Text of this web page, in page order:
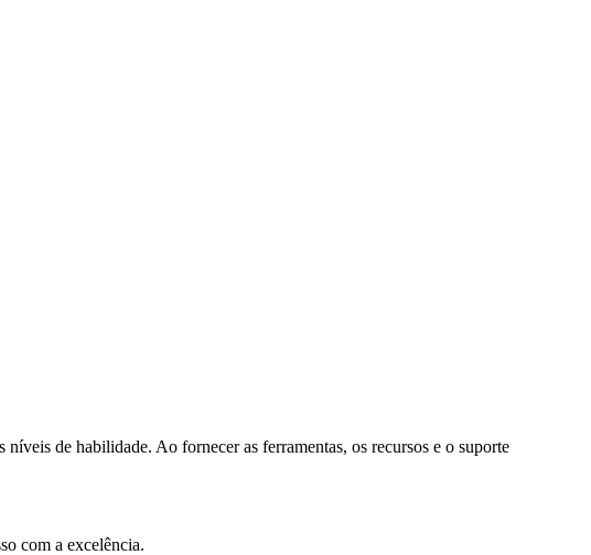
de habilidade. Ao fornecer as ferramentas, os recursos e o suporte
com a excelência.